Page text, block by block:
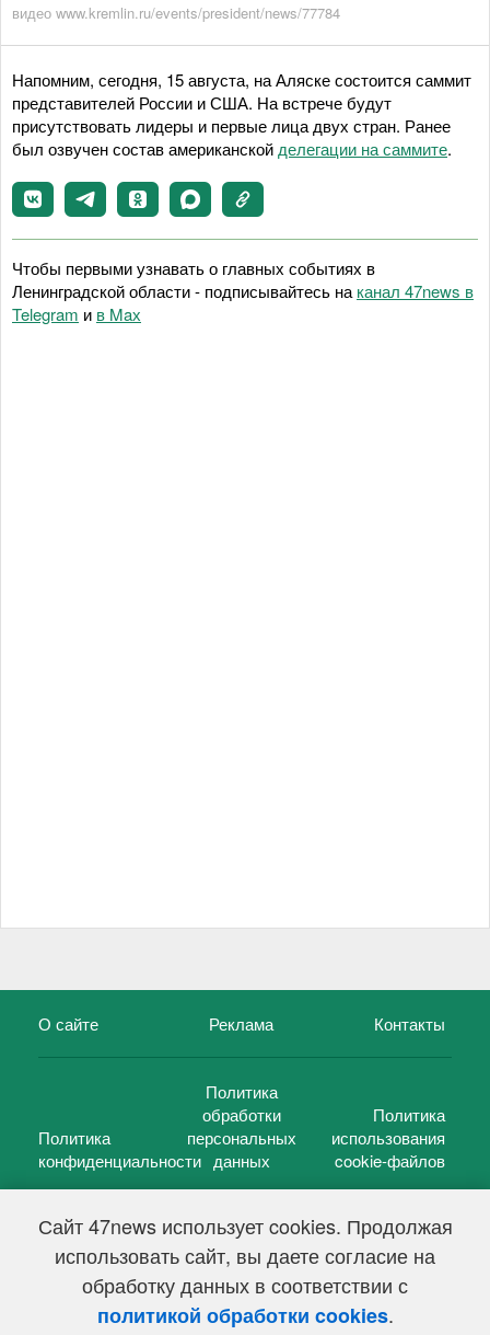
Сайт 47news использует cookies. Продолжая
использовать сайт, вы даете согласие на
обработку данных в соответствии с
политикой обработки cookies.
видео www.kremlin.ru/events/president/news/77784
Напомним, сегодня, 15 августа, на Аляске состоится саммит
представителей России и США. На встрече будут
присутствовать лидеры и первые лица двух стран. Ранее
был озвучен состав американской делегации на саммите.
Чтобы первыми узнавать о главных событиях в
Ленинградской области - подписывайтесь на канал 47news в
Telegram и в Maх
О сайте Реклама Контакты
Политика
конфиденциальности
Политика
обработки
персональных
данных
Политика
использования
cookie-файлов
47 новостей (47 news)2005 — 2026 г.
Свидетельство о регистрации СМИ Эл № ФС 77-39848, выдано
Федеральной службой по надзору в сфере связи,
информационных технологий и массовых коммуникаций